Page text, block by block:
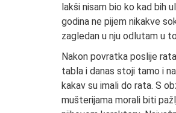
lakši nisam bio ko kad bih
godina ne pijem nikakve
zagledan u nju odlutam u
Nakon povratka poslije
tabla i danas stoji tamo i
kakav su imali do rata. S
mušterijama morali biti